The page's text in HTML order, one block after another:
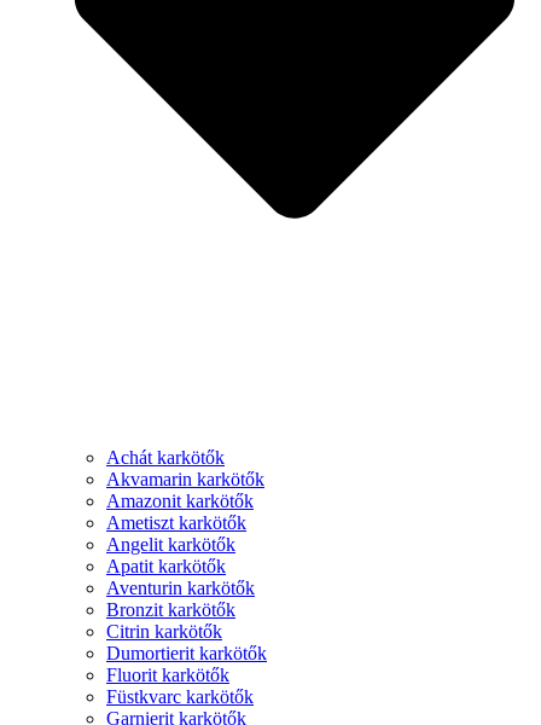
Achát karkötők
Akvamarin karkötők
Amazonit karkötők
Ametiszt karkötők
Angelit karkötők
Apatit karkötők
Aventurin karkötők
Bronzit karkötők
Citrin karkötők
Dumortierit karkötők
Fluorit karkötők
Füstkvarc karkötők
Garnierit karkötők